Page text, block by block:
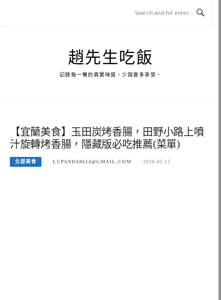
趙先生吃飯
記錄每一餐的真實味道，少踩雷多享受。
【宜蘭美食】玉田炭烤香腸，田野小路上噴
汁旋轉烤香腸，隱藏版必吃推薦(菜單)
北部美食 LUPANDA0614@GMAIL.COM 2026-05-15